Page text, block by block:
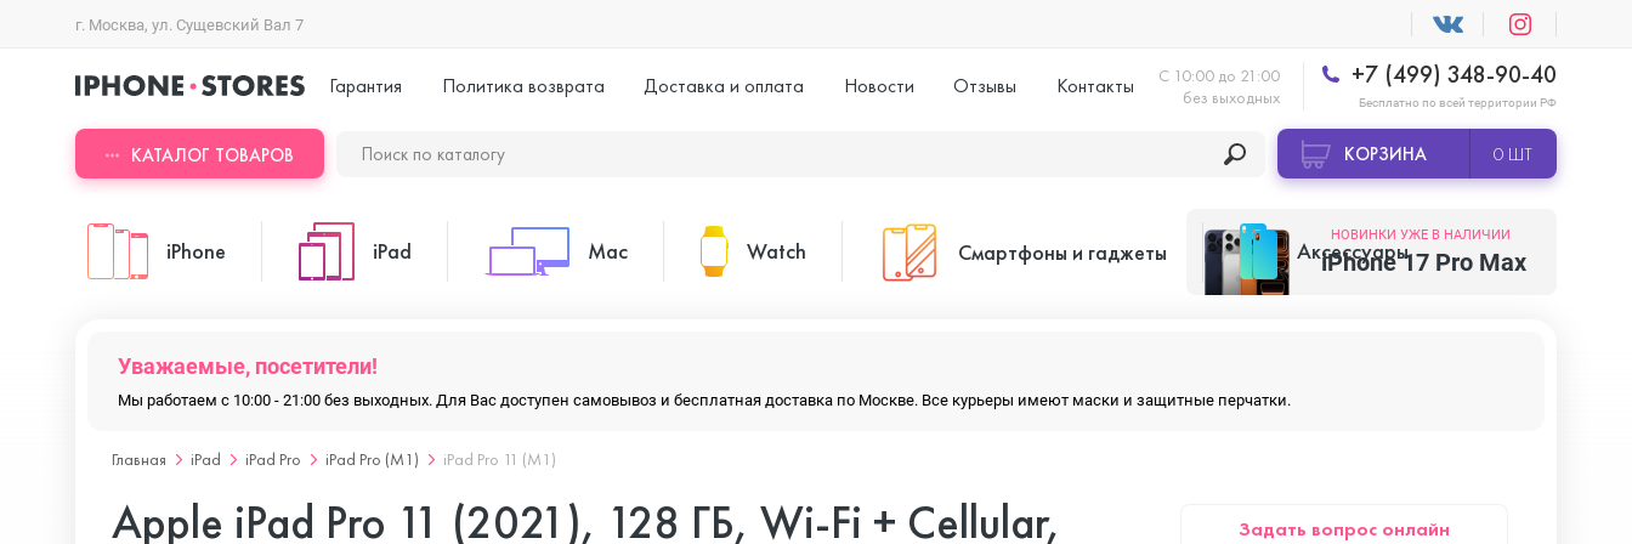
г. Москва, ул. Сущевский Вал 7
Гарантия Политика возврата Доставка и оплата Новости Отзывы Контакты
С 10:00 до 21:00
без выходных
+7 (499) 348-90-40
Бесплатно по всей территории РФ
КАТАЛОГ ТОВАРОВ КОРЗИНА 0 ШТ
iPhone
iPhone 17 Pro
iPad
iPad Air
Mac Watch Смартфоны и гаджеты Аксессуары
НОВИНКИ УЖЕ В НАЛИЧИИ
iPhone 17 Pro Max
Уважаемые, посетители!
Мы работаем с 10:00 - 21:00 без выходных. Для Вас доступен самовывоз и бесплатная доставка по Москве. Все курьеры имеют маски и защитные перчатки.
Главная iPad iPad Pro iPad Pro (M1) iPad Pro 11 (M1)
Apple iPad Pro 11 (2021), 128 ГБ, Wi-Fi + Cellular,
Задать вопрос онлайн